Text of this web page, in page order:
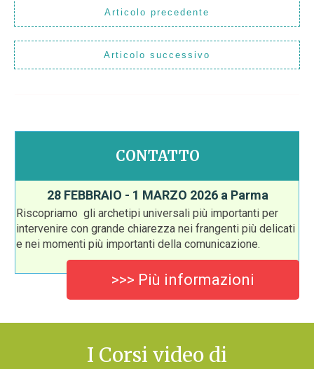
Articolo precedente
Articolo successivo
CONTATTO
28 FEBBRAIO - 1 MARZO 2026 a Parma
Riscopriamo gli archetipi universali più importanti per
intervenire con grande chiarezza nei frangenti più delicati
e nei momenti più importanti della comunicazione.
>>> Più informazioni
I Corsi video di